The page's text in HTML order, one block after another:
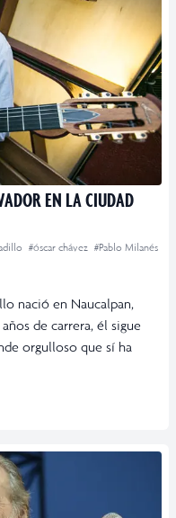
EN LA CIUDAD
#óscar chávez #Pablo Milanés
nació en Naucalpan,
de carrera, él sigue
orgulloso que sí ha